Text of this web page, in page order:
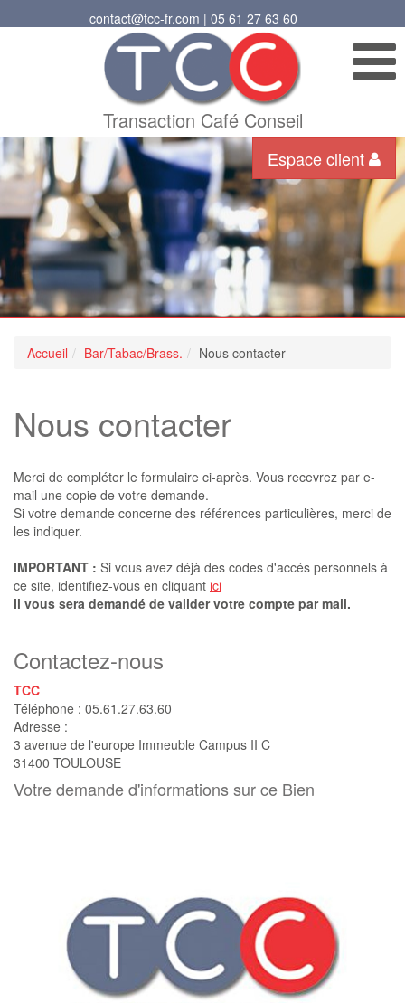
contact@tcc-fr.com | 05 61 27 63 60
Transaction Café Conseil
Espace client
Accueil Bar/Tabac/Brass. Nous contacter
Nous contacter
Merci de compléter le formulaire ci-après. Vous recevrez par e-
mail une copie de votre demande.
Si votre demande concerne des références particulières, merci de
les indiquer.
IMPORTANT : Si vous avez déjà des codes d'accés personnels à
ce site, identifiez-vous en cliquant ici
Il vous sera demandé de valider votre compte par mail.
Contactez-nous
TCC
Téléphone : 05.61.27.63.60
Adresse :
3 avenue de l'europe Immeuble Campus II C
31400 TOULOUSE
Votre demande d'informations sur ce Bien